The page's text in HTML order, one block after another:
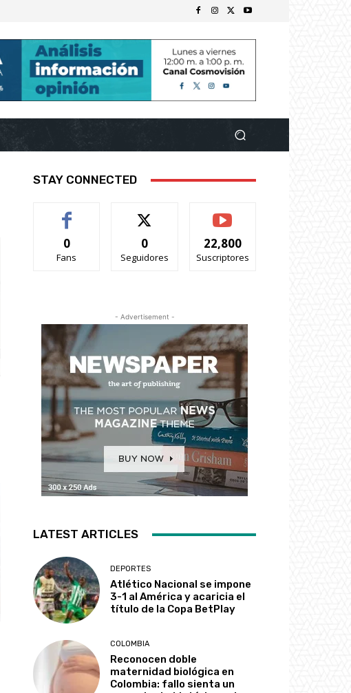
STAY CONNECTED
0
Fans
0
Seguidores
22,800
Suscriptores
- Advertisement -
LATEST ARTICLES
DEPORTES
Atlético Nacional se impone
3-1 al América y acaricia el
título de la Copa BetPlay
COLOMBIA
Reconocen doble
maternidad biológica en
Colombia: fallo sienta un